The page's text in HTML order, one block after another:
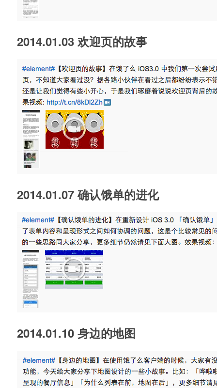
2014.01.03 欢迎页的故事
2014.01.07 确认饿单的进化
2014.01.10 身边的地图